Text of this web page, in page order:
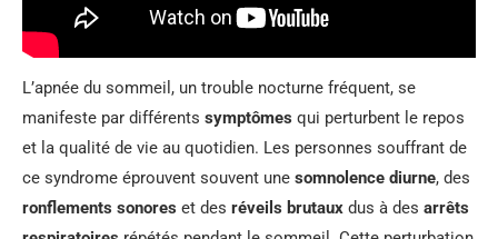
L’apnée du sommeil, un trouble nocturne fréquent, se
manifeste par différents symptômes qui perturbent le repos
et la qualité de vie au quotidien. Les personnes souffrant de
ce syndrome éprouvent souvent une somnolence diurne, des
ronflements sonores et des réveils brutaux dus à des arrêts